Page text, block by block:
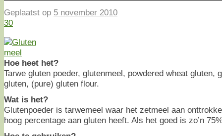
Geplaatst op 5 november 2010
30
Hoe heet het?
Tarwe gluten poeder, glutenmeel, powdered wheat gluten,
gluten, (pure) gluten flour.
Wat is het?
Glutenpoeder is tarwemeel waar het zetmeel aan
hoog percentage aan gluten heeft. Als het goed is zo’n